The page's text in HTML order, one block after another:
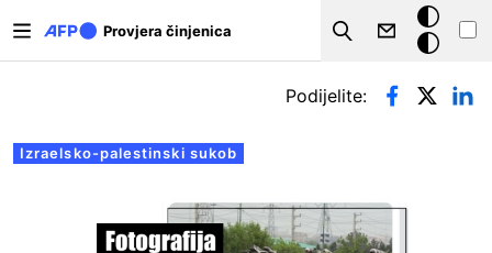
Provjera činjenica
Search
Tamna
pozadina
Primarne oznake
Izraelsko-palestinski sukob
Podijelite: